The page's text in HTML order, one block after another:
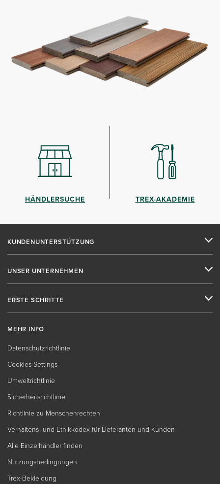
HÄNDLERSUCHE TREX-AKADEMIE
KUNDENUNTERSTÜTZUNG
UNSER UNTERNEHMEN
ERSTE SCHRITTE
MEHR INFO
Datenschutzrichtlinie
Cookies Settings
Umweltrichtlinie
Sicherheitsrichtlinie
Richtlinie zu Menschenrechten
Verhaltens- und Ethikkodex für Lieferanten und Kunden
Alle Einzelhändler finden
Nutzungsbedingungen
Trex-Bekleidung